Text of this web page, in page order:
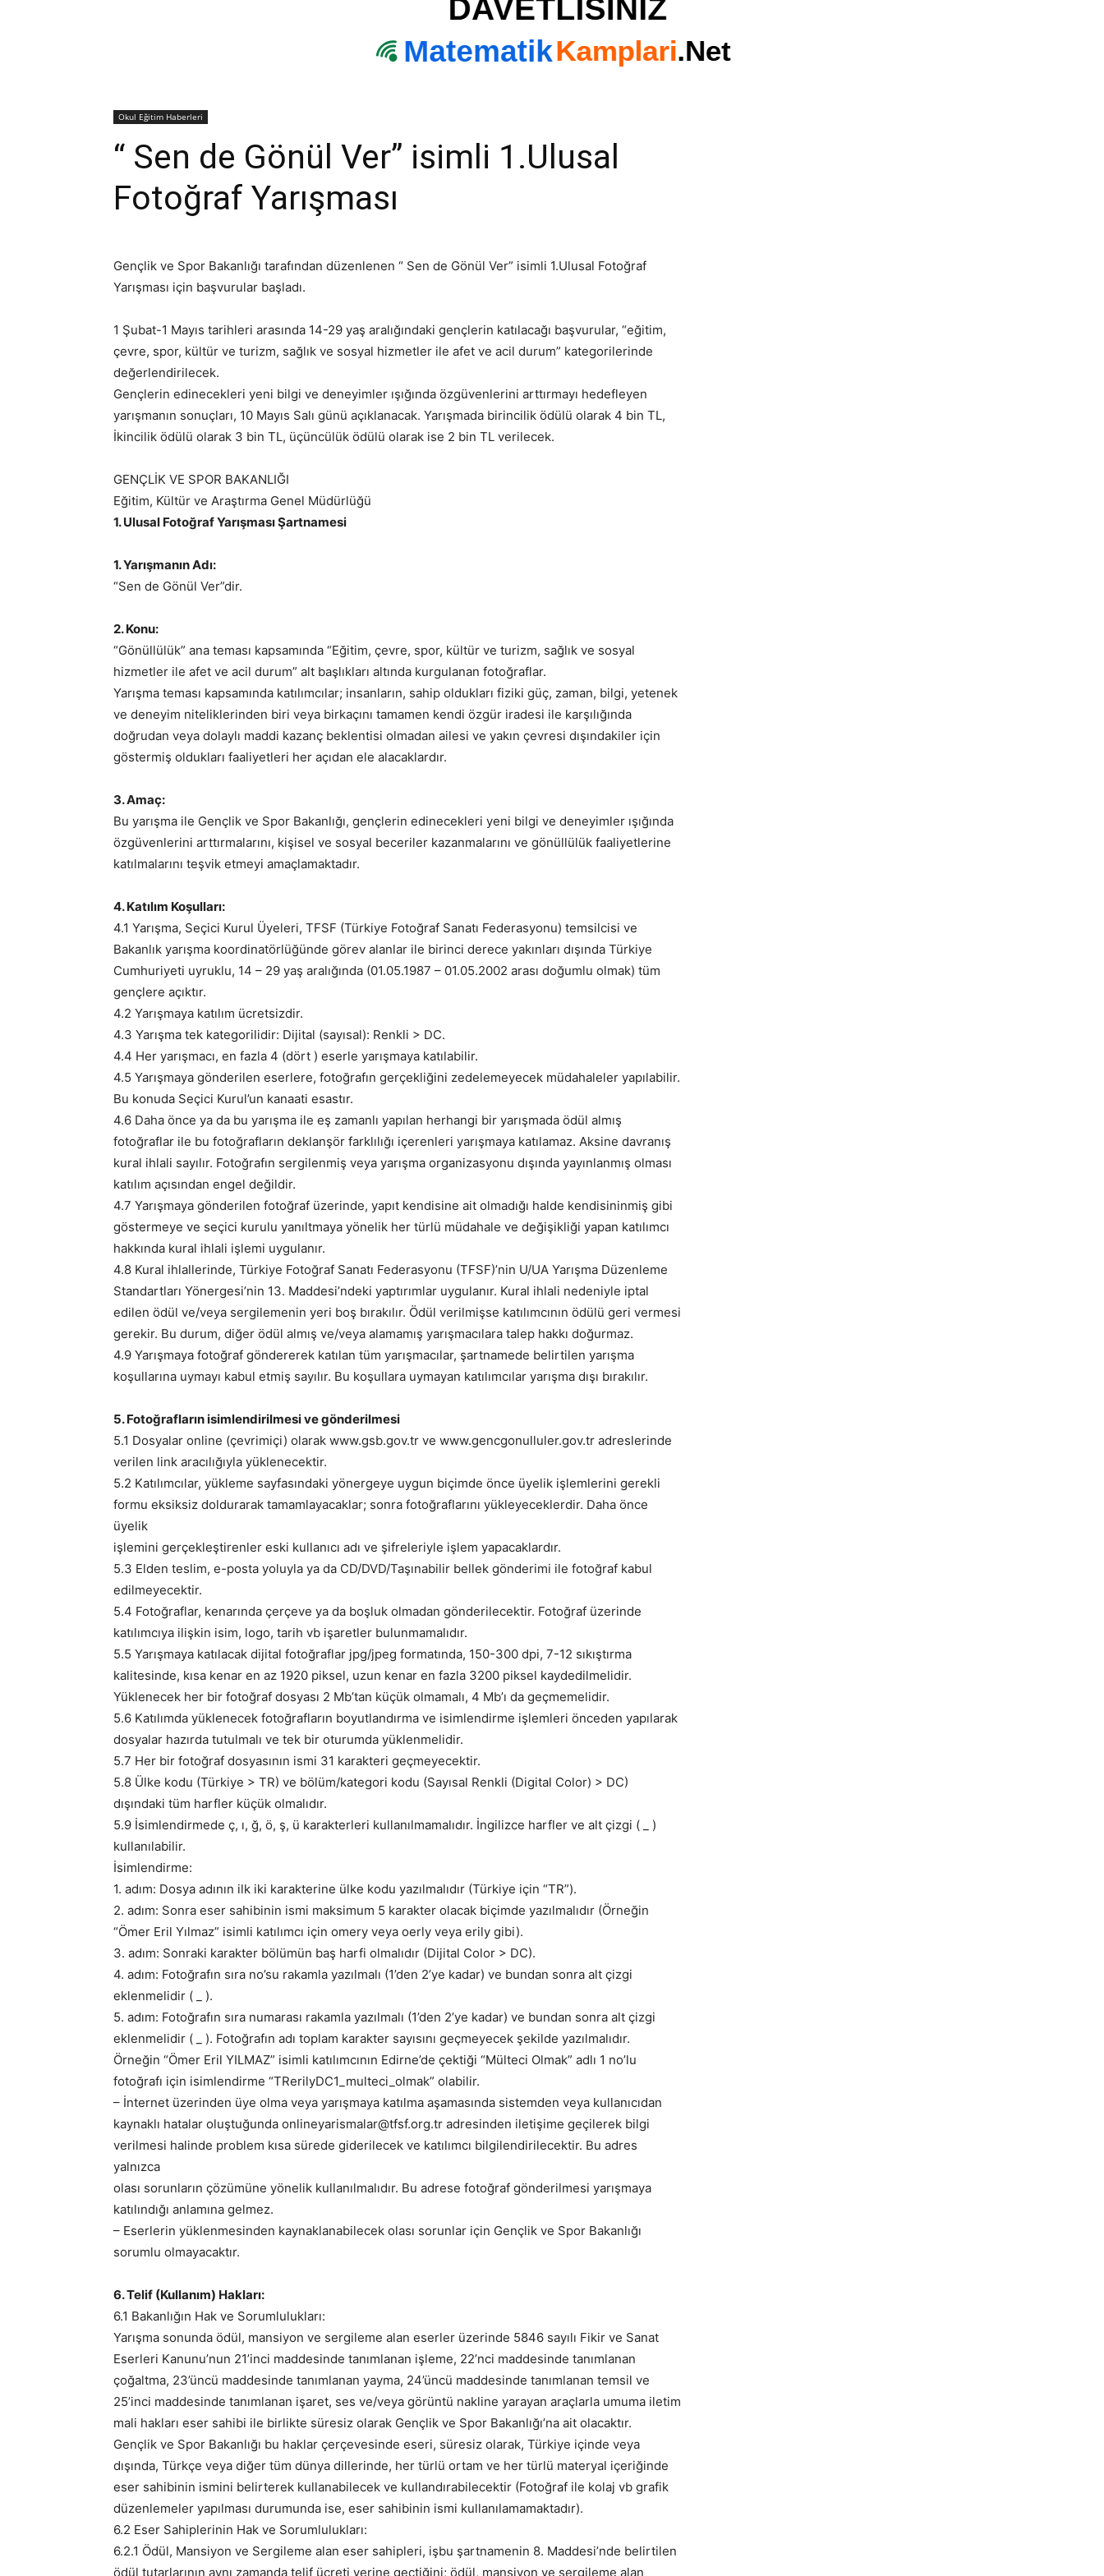
Okul Eğitim Haberleri
“ Sen de Gönül Ver” isimli 1.Ulusal
Fotoğraf Yarışması
Gençlik ve Spor Bakanlığı tarafından düzenlenen “ Sen de Gönül Ver” isimli 1.Ulusal Fotoğraf
Yarışması için başvurular başladı.
1 Şubat-1 Mayıs tarihleri arasında 14-29 yaş aralığındaki gençlerin katılacağı başvurular, “eğitim,
çevre, spor, kültür ve turizm, sağlık ve sosyal hizmetler ile afet ve acil durum” kategorilerinde
değerlendirilecek.
Gençlerin edinecekleri yeni bilgi ve deneyimler ışığında özgüvenlerini arttırmayı hedefleyen
yarışmanın sonuçları, 10 Mayıs Salı günü açıklanacak. Yarışmada birincilik ödülü olarak 4 bin TL,
İkincilik ödülü olarak 3 bin TL, üçüncülük ödülü olarak ise 2 bin TL verilecek.
GENÇLİK VE SPOR BAKANLIĞI
Eğitim, Kültür ve Araştırma Genel Müdürlüğü
1. Ulusal Fotoğraf Yarışması Şartnamesi
1. Yarışmanın Adı:
“Sen de Gönül Ver”dir.
2. Konu:
“Gönüllülük” ana teması kapsamında “Eğitim, çevre, spor, kültür ve turizm, sağlık ve sosyal
hizmetler ile afet ve acil durum” alt başlıkları altında kurgulanan fotoğraflar.
Yarışma teması kapsamında katılımcılar; insanların, sahip oldukları fiziki güç, zaman, bilgi, yetenek
ve deneyim niteliklerinden biri veya birkaçını tamamen kendi özgür iradesi ile karşılığında
doğrudan veya dolaylı maddi kazanç beklentisi olmadan ailesi ve yakın çevresi dışındakiler için
göstermiş oldukları faaliyetleri her açıdan ele alacaklardır.
3. Amaç:
Bu yarışma ile Gençlik ve Spor Bakanlığı, gençlerin edinecekleri yeni bilgi ve deneyimler ışığında
özgüvenlerini arttırmalarını, kişisel ve sosyal beceriler kazanmalarını ve gönüllülük faaliyetlerine
katılmalarını teşvik etmeyi amaçlamaktadır.
4. Katılım Koşulları:
4.1 Yarışma, Seçici Kurul Üyeleri, TFSF (Türkiye Fotoğraf Sanatı Federasyonu) temsilcisi ve
Bakanlık yarışma koordinatörlüğünde görev alanlar ile birinci derece yakınları dışında Türkiye
Cumhuriyeti uyruklu, 14 – 29 yaş aralığında (01.05.1987 – 01.05.2002 arası doğumlu olmak) tüm
gençlere açıktır.
4.2 Yarışmaya katılım ücretsizdir.
4.3 Yarışma tek kategorilidir: Dijital (sayısal): Renkli > DC.
4.4 Her yarışmacı, en fazla 4 (dört ) eserle yarışmaya katılabilir.
4.5 Yarışmaya gönderilen eserlere, fotoğrafın gerçekliğini zedelemeyecek müdahaleler yapılabilir.
Bu konuda Seçici Kurul’un kanaati esastır.
4.6 Daha önce ya da bu yarışma ile eş zamanlı yapılan herhangi bir yarışmada ödül almış
fotoğraflar ile bu fotoğrafların deklanşör farklılığı içerenleri yarışmaya katılamaz. Aksine davranış
kural ihlali sayılır. Fotoğrafın sergilenmiş veya yarışma organizasyonu dışında yayınlanmış olması
katılım açısından engel değildir.
4.7 Yarışmaya gönderilen fotoğraf üzerinde, yapıt kendisine ait olmadığı halde kendisininmiş gibi
göstermeye ve seçici kurulu yanıltmaya yönelik her türlü müdahale ve değişikliği yapan katılımcı
hakkında kural ihlali işlemi uygulanır.
4.8 Kural ihlallerinde, Türkiye Fotoğraf Sanatı Federasyonu (TFSF)’nin U/UA Yarışma Düzenleme
Standartları Yönergesi’nin 13. Maddesi’ndeki yaptırımlar uygulanır. Kural ihlali nedeniyle iptal
edilen ödül ve/veya sergilemenin yeri boş bırakılır. Ödül verilmişse katılımcının ödülü geri vermesi
gerekir. Bu durum, diğer ödül almış ve/veya alamamış yarışmacılara talep hakkı doğurmaz.
4.9 Yarışmaya fotoğraf göndererek katılan tüm yarışmacılar, şartnamede belirtilen yarışma
koşullarına uymayı kabul etmiş sayılır. Bu koşullara uymayan katılımcılar yarışma dışı bırakılır.
5. Fotoğrafların isimlendirilmesi ve gönderilmesi
5.1 Dosyalar online (çevrimiçi) olarak www.gsb.gov.tr ve www.gencgonulluler.gov.tr adreslerinde
verilen link aracılığıyla yüklenecektir.
5.2 Katılımcılar, yükleme sayfasındaki yönergeye uygun biçimde önce üyelik işlemlerini gerekli
formu eksiksiz doldurarak tamamlayacaklar; sonra fotoğraflarını yükleyeceklerdir. Daha önce
üyelik
işlemini gerçekleştirenler eski kullanıcı adı ve şifreleriyle işlem yapacaklardır.
5.3 Elden teslim, e-posta yoluyla ya da CD/DVD/Taşınabilir bellek gönderimi ile fotoğraf kabul
edilmeyecektir.
5.4 Fotoğraflar, kenarında çerçeve ya da boşluk olmadan gönderilecektir. Fotoğraf üzerinde
katılımcıya ilişkin isim, logo, tarih vb işaretler bulunmamalıdır.
5.5 Yarışmaya katılacak dijital fotoğraflar jpg/jpeg formatında, 150-300 dpi, 7-12 sıkıştırma
kalitesinde, kısa kenar en az 1920 piksel, uzun kenar en fazla 3200 piksel kaydedilmelidir.
Yüklenecek her bir fotoğraf dosyası 2 Mb’tan küçük olmamalı, 4 Mb’ı da geçmemelidir.
5.6 Katılımda yüklenecek fotoğrafların boyutlandırma ve isimlendirme işlemleri önceden yapılarak
dosyalar hazırda tutulmalı ve tek bir oturumda yüklenmelidir.
5.7 Her bir fotoğraf dosyasının ismi 31 karakteri geçmeyecektir.
5.8 Ülke kodu (Türkiye > TR) ve bölüm/kategori kodu (Sayısal Renkli (Digital Color) > DC)
dışındaki tüm harfler küçük olmalıdır.
5.9 İsimlendirmede ç, ı, ğ, ö, ş, ü karakterleri kullanılmamalıdır. İngilizce harfler ve alt çizgi ( _ )
kullanılabilir.
İsimlendirme:
1. adım: Dosya adının ilk iki karakterine ülke kodu yazılmalıdır (Türkiye için “TR”).
2. adım: Sonra eser sahibinin ismi maksimum 5 karakter olacak biçimde yazılmalıdır (Örneğin
“Ömer Eril Yılmaz” isimli katılımcı için omery veya oerly veya erily gibi).
3. adım: Sonraki karakter bölümün baş harfi olmalıdır (Dijital Color > DC).
4. adım: Fotoğrafın sıra no’su rakamla yazılmalı (1’den 2’ye kadar) ve bundan sonra alt çizgi
eklenmelidir ( _ ).
5. adım: Fotoğrafın sıra numarası rakamla yazılmalı (1’den 2’ye kadar) ve bundan sonra alt çizgi
eklenmelidir ( _ ). Fotoğrafın adı toplam karakter sayısını geçmeyecek şekilde yazılmalıdır.
Örneğin “Ömer Eril YILMAZ” isimli katılımcının Edirne’de çektiği “Mülteci Olmak” adlı 1 no’lu
fotoğrafı için isimlendirme “TRerilyDC1_multeci_olmak” olabilir.
– İnternet üzerinden üye olma veya yarışmaya katılma aşamasında sistemden veya kullanıcıdan
kaynaklı hatalar oluştuğunda onlineyarismalar@tfsf.org.tr adresinden iletişime geçilerek bilgi
verilmesi halinde problem kısa sürede giderilecek ve katılımcı bilgilendirilecektir. Bu adres
yalnızca
olası sorunların çözümüne yönelik kullanılmalıdır. Bu adrese fotoğraf gönderilmesi yarışmaya
katılındığı anlamına gelmez.
– Eserlerin yüklenmesinden kaynaklanabilecek olası sorunlar için Gençlik ve Spor Bakanlığı
sorumlu olmayacaktır.
6. Telif (Kullanım) Hakları:
6.1 Bakanlığın Hak ve Sorumlulukları:
Yarışma sonunda ödül, mansiyon ve sergileme alan eserler üzerinde 5846 sayılı Fikir ve Sanat
Eserleri Kanunu’nun 21’inci maddesinde tanımlanan işleme, 22’nci maddesinde tanımlanan
çoğaltma, 23’üncü maddesinde tanımlanan yayma, 24’üncü maddesinde tanımlanan temsil ve
25’inci maddesinde tanımlanan işaret, ses ve/veya görüntü nakline yarayan araçlarla umuma iletim
mali hakları eser sahibi ile birlikte süresiz olarak Gençlik ve Spor Bakanlığı’na ait olacaktır.
Gençlik ve Spor Bakanlığı bu haklar çerçevesinde eseri, süresiz olarak, Türkiye içinde veya
dışında, Türkçe veya diğer tüm dünya dillerinde, her türlü ortam ve her türlü materyal içeriğinde
eser sahibinin ismini belirterek kullanabilecek ve kullandırabilecektir (Fotoğraf ile kolaj vb grafik
düzenlemeler yapılması durumunda ise, eser sahibinin ismi kullanılamamaktadır).
6.2 Eser Sahiplerinin Hak ve Sorumlulukları:
6.2.1 Ödül, Mansiyon ve Sergileme alan eser sahipleri, işbu şartnamenin 8. Maddesi’nde belirtilen
ödül tutarlarının aynı zamanda telif ücreti yerine geçtiğini; ödül, mansiyon ve sergileme alan